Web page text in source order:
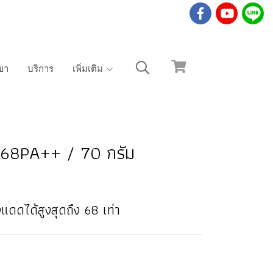
บริการ เพิ่มเติม
/ 70 กรัม
ดดได้สูงสุดถึง 68 เท่า